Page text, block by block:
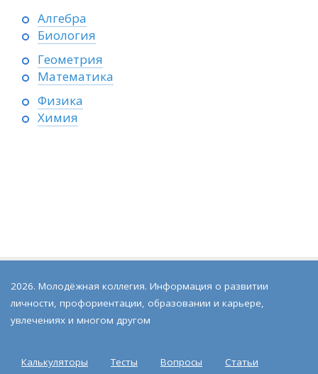
Алгебра
Биология
Геометрия
Математика
Физика
Химия
2026. Молодёжная коллегия. Информация о развитии
личности, профориентации, образовании и карьере,
увлечениях и многом другом
Калькуляторы Тесты Вопросы Статьи